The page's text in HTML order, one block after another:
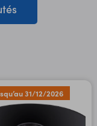
31/12/2026